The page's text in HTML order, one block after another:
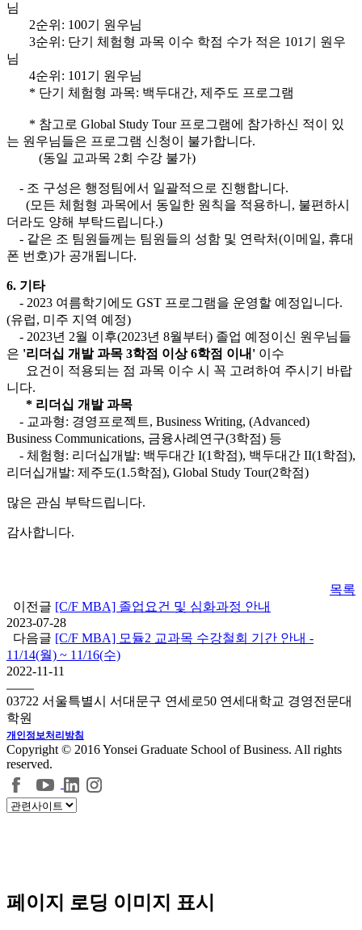
님
2순위: 100기 원우님
3순위: 단기 체험형 과목 이수 학점 수가 적은 101기 원우
님
4순위: 101기 원우님
* 단기 체험형 과목: 백두대간, 제주도 프로그램
* 참고로 Global Study Tour 프로그램에 참가하신 적이 있
는 원우님들은 프로그램 신청이 불가합니다.
(동일 교과목 2회 수강 불가)
- 조 구성은 행정팀에서 일괄적으로 진행합니다.
(모든 체험형 과목에서 동일한 원칙을 적용하니, 불편하시
더라도 양해 부탁드립니다.)
- 같은 조 팀원들께는 팀원들의 성함 및 연락처(이메일, 휴대
폰 번호)가 공개됩니다.
6. 기타
- 2023 여름학기에도 GST 프로그램을 운영할 예정입니다.
(유럽, 미주 지역 예정)
- 2023년 2월 이후(2023년 8월부터) 졸업 예정이신 원우님들
은 '리더십 개발 과목 3학점 이상 6학점 이내' 이수
요건이 적용되는 점 과목 이수 시 꼭 고려하여 주시기 바랍
니다.
* 리더십 개발 과목
- 교과형: 경영프로젝트, Business Writing, (Advanced)
Business Communications, 금융사례연구(3학점) 등
- 체험형: 리더십개발: 백두대간 I(1학점), 백두대간 II(1학점),
리더십개발: 제주도(1.5학점), Global Study Tour(2학점)
많은 관심 부탁드립니다.
감사합니다.
목록
이전글 [C/F MBA] 졸업요건 및 심화과정 안내
2023-07-28
다음글 [C/F MBA] 모듈2 교과목 수강철회 기간 안내 -
11/14(월) ~ 11/16(수)
2022-11-11
03722 서울특별시 서대문구 연세로50 연세대학교 경영전문대
학원
개인정보처리방침
Copyright © 2016 Yonsei Graduate School of Business. All rights
reserved.
페이지 로딩 이미지 표시